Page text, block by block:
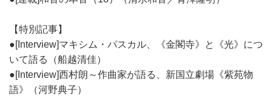
【特別記事】
●[Interview]マキシム・パスカル、《金閣寺》と《光》につ
いて語る（船越清佳）
●[Interview]西村朗～作曲家が語る、新国立劇場《紫苑物
語》（河野典子）